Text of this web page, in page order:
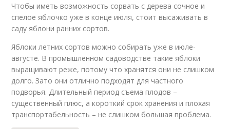
Чтобы иметь возможность сорвать с дерева сочное и
спелое яблочко уже в конце июля, стоит высаживать в
саду яблони ранних сортов.
Яблоки летних сортов можно собирать уже в июле-
августе. В промышленном садоводстве такие яблоки
выращивают реже, потому что хранятся они не слишком
долго. Зато они отлично подходят для частного
подворья. Длительный период съема плодов –
существенный плюс, а короткий срок хранения и плохая
транспортабельность – не слишком большая проблема.